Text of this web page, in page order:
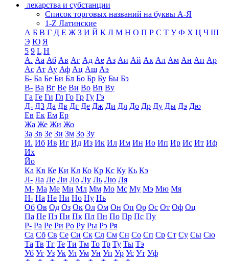
лекарства и субстанции
Список торговых названий на буквы А-Я
1-Z Латинские
А Б В Г Д Е Ж З И Й К Л М Н О П Р С Т У Ф Х Ц Ч Ш
Э Ю Я
5 9 L H
А. Аа Аб Ав Аг Ад Ае Аз Аи Ай Ак Ал Ам Ан Ап Ар
Ас Ат Ау Аф Ац Аш Аэ
Б- Ба Бе Би Бл Бо Бр Бу Бы Бэ
В- Ва Вг Ве Ви Во Вп Ву
Га Ге Ги Гл Го Гр Гу Гэ
Д- Д3 Да Дв Дг Де Дж Ди Дл До Др Ду Ды Дэ Дю
Ев Ек Ем Ер
Жа Же Жи Жо
За Зв Зе Зи Зм Зо Зу
И. Иб Ив Иг Ид Из Ик Ил Им Ин Ио Ип Ир Ис Ит Иф
Их
Йо
Ка Кв Ке Ки Кл Ко Кр Кс Ку Кь Кэ
Л- Ла Ле Ли Ло Лу Ль Лю Ля
М- Ма Ме Ми Мл Мм Мо Мс Му Мэ Мю Мя
Н- На Не Ни Но Ну Нь
Об Ов Од Оз Ок Ол Ом Он Оп Ор Ос От Оф Оц
Па Пе Пз Пи Пк Пл Пн По Пр Пс Пу
Р- Ра Ре Ри Ро Ру Ры Рэ Ря
Са Сб Св Се Си Ск Сл См Сн Со Сп Ср Ст Су Сы Сю
Та Тв Тг Те Ти Тм То Тр Ту Ты Тэ
Уб Уг Уз Ук Ул Ум Ун Уп Ур Ус Ут Уф